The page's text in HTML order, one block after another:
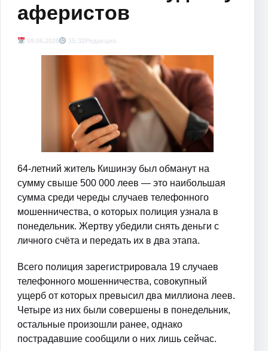
аферистов
09.06.2026 15:32Редакция
64-летний житель Кишинэу был обманут на
сумму свыше 500 000 леев — это наибольшая
сумма среди череды случаев телефонного
мошенничества, о которых полиция узнала в
понедельник. Жертву убедили снять деньги с
личного счёта и передать их в два этапа.
Всего полиция зарегистрировала 19 случаев
телефонного мошенничества, совокупный
ущерб от которых превысил два миллиона леев.
Четыре из них были совершены в понедельник,
остальные произошли ранее, однако
пострадавшие сообщили о них лишь сейчас.